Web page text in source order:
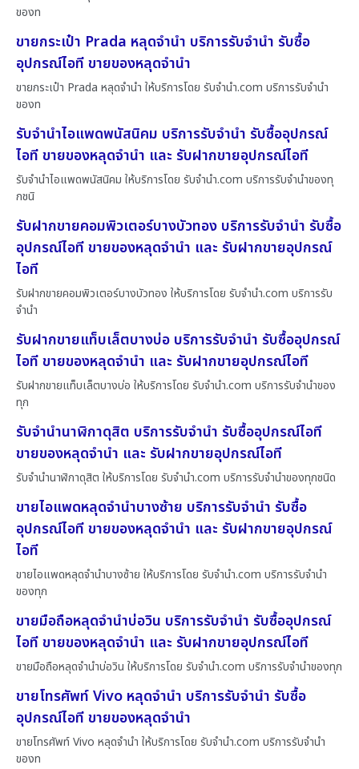
ของท
ขายกระเป๋า Prada หลุดจำนำ บริการรับจำนำ รับซื้อ
อุปกรณ์ไอที ขายของหลุดจำนำ
ขายกระเป๋า Prada หลุดจำนำ ให้บริการโดย รับจํานํา.com บริการรับจำนำ
ของท
รับจำนำไอแพดพนัสนิคม บริการรับจำนำ รับซื้ออุปกรณ์
ไอที ขายของหลุดจำนำ และ รับฝากขายอุปกรณ์ไอที
รับจำนำไอแพดพนัสนิคม ให้บริการโดย รับจํานํา.com บริการรับจำนำของทุ
กชนิ
รับฝากขายคอมพิวเตอร์บางบัวทอง บริการรับจำนำ รับซื้อ
อุปกรณ์ไอที ขายของหลุดจำนำ และ รับฝากขายอุปกรณ์
ไอที
รับฝากขายคอมพิวเตอร์บางบัวทอง ให้บริการโดย รับจํานํา.com บริการรับ
จำนำ
รับฝากขายแท็บเล็ตบางบ่อ บริการรับจำนำ รับซื้ออุปกรณ์
ไอที ขายของหลุดจำนำ และ รับฝากขายอุปกรณ์ไอที
รับฝากขายแท็บเล็ตบางบ่อ ให้บริการโดย รับจํานํา.com บริการรับจำนำของ
ทุก
รับจำนำนาฬิกาดุสิต บริการรับจำนำ รับซื้ออุปกรณ์ไอที
ขายของหลุดจำนำ และ รับฝากขายอุปกรณ์ไอที
รับจำนำนาฬิกาดุสิต ให้บริการโดย รับจํานํา.com บริการรับจำนำของทุกชนิด
ขายไอแพดหลุดจำนำบางซ้าย บริการรับจำนำ รับซื้อ
อุปกรณ์ไอที ขายของหลุดจำนำ และ รับฝากขายอุปกรณ์
ไอที
ขายไอแพดหลุดจำนำบางซ้าย ให้บริการโดย รับจํานํา.com บริการรับจำนำ
ของทุก
ขายมือถือหลุดจำนำบ่อวิน บริการรับจำนำ รับซื้ออุปกรณ์
ไอที ขายของหลุดจำนำ และ รับฝากขายอุปกรณ์ไอที
ขายมือถือหลุดจำนำบ่อวิน ให้บริการโดย รับจํานํา.com บริการรับจำนำของทุก
ขายโทรศัพท์ Vivo หลุดจำนำ บริการรับจำนำ รับซื้อ
อุปกรณ์ไอที ขายของหลุดจำนำ
ขายโทรศัพท์ Vivo หลุดจำนำ ให้บริการโดย รับจํานํา.com บริการรับจำนำ
ของท